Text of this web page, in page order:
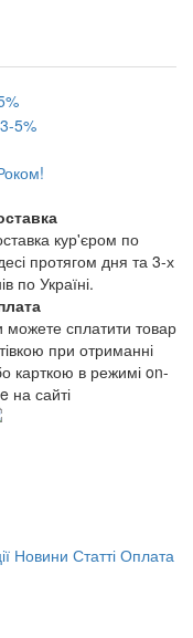
кур'єром по
протягом дня та 3-х
по Україні.
можете сплатити товар
при отриманні
карткою в режимі on-
на сайті
Новини Статті Оплата